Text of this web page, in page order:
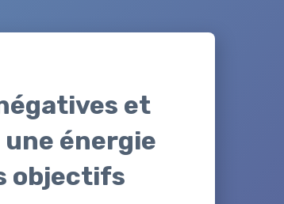
et
énergie
objectifs